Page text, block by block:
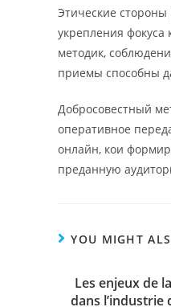
Этические
укрепления
методик,
приемы способны
Добросовестный
оперативное
онлайн, кои
преданную
YOU MIGHT
Les enjeux de
dans l’industrie